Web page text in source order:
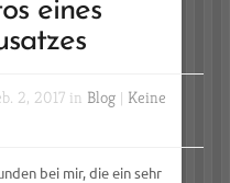
eines
2, 2017 in Blog | Keine
bei mir, die ein sehr